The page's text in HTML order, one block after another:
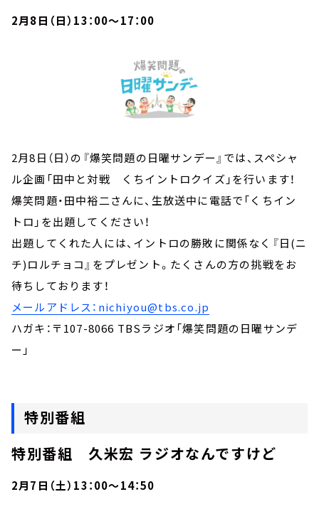
2月8日（日）13：00～17：00
2月8日（日）の『爆笑問題の日曜サンデー』では、スペシャ
ル企画「田中と対戦 くちイントロクイズ」を行います！
爆笑問題・田中裕二さんに、生放送中に電話で「くちイン
トロ」を出題してください！
出題してくれた人には、イントロの勝敗に関係なく『日(ニ
チ)ロルチョコ』をプレゼント。たくさんの方の挑戦をお
待ちしております！
メールアドレス：nichiyou@tbs.co.jp
ハガキ：〒107-8066 TBSラジオ「爆笑問題の日曜サンデ
ー」
特別番組
特別番組 久米宏 ラジオなんですけど
2月7日（土）13：00～14：50